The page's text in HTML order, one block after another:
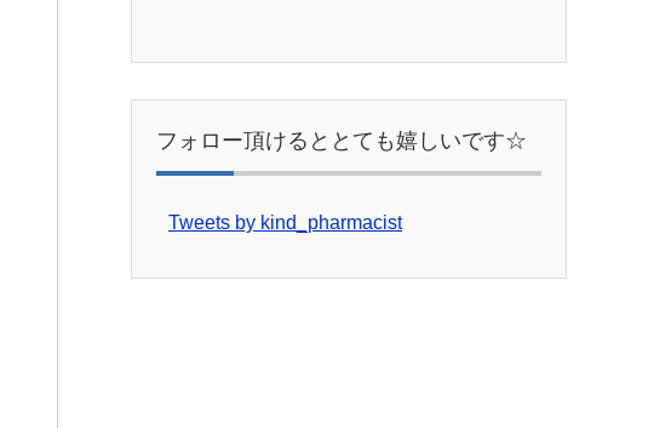
フォロー頂けるととても嬉しいです☆
Tweets by kind_pharmacist